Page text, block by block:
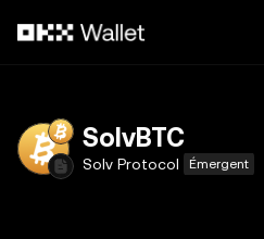
SolvBTC
Solv Protocol Émergent